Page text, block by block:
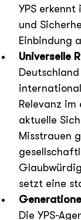
YPS
und
Einbindung
Universelle
Relevanz
aktuelle
Misstrauen
setzt eine
Die YPS-